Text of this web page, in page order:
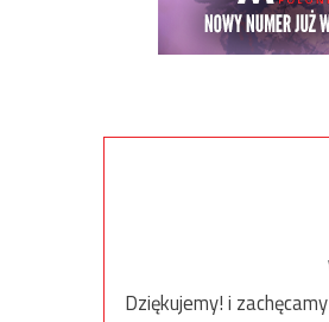
Dziękujemy! i